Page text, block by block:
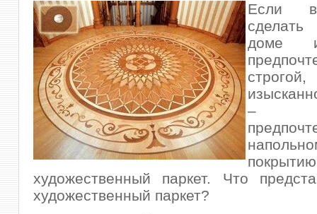
Если
доме
–
художественный паркет. Что
художественный паркет?